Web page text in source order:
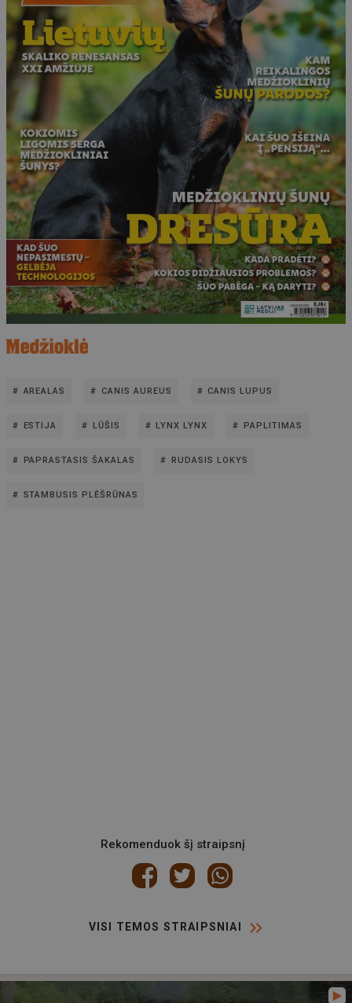
AREALAS CANIS AUREUS CANIS LUPUS
ESTIJA LŪŠIS LYNX LYNX PAPLITIMAS
PAPRASTASIS ŠAKALAS RUDASIS LOKYS
STAMBUSIS PLĖŠRŪNAS
Rekomenduok šį straipsnį
VISI TEMOS STRAIPSNIAI